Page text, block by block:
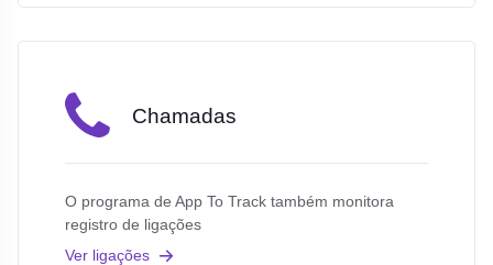
Chamadas
O programa de App To Track também monitora
registro de ligações
Ver ligações